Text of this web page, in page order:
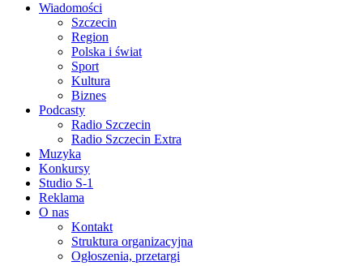
Wiadomości
Szczecin
Region
Polska i świat
Sport
Kultura
Biznes
Podcasty
Radio Szczecin
Radio Szczecin Extra
Muzyka
Konkursy
Studio S-1
Reklama
O nas
Kontakt
Struktura organizacyjna
Ogłoszenia, przetargi